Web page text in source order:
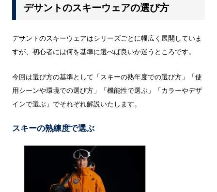
デサントのスキーウェアの選び方
デサントのスキーウェアはシリーズごとに幅広く展開していま
すが、初心者には何を基準に選べば良いか迷うところです。
今回は選び方の基準として「スキーの熟年度での選び方」「使
用シーンや環境での選び方」「機能性で選ぶ」「カラーやデザ
インで選ぶ」でそれぞれ解説いたします。
スキーの熟練度で選ぶ